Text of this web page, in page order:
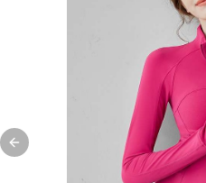
Previous slide